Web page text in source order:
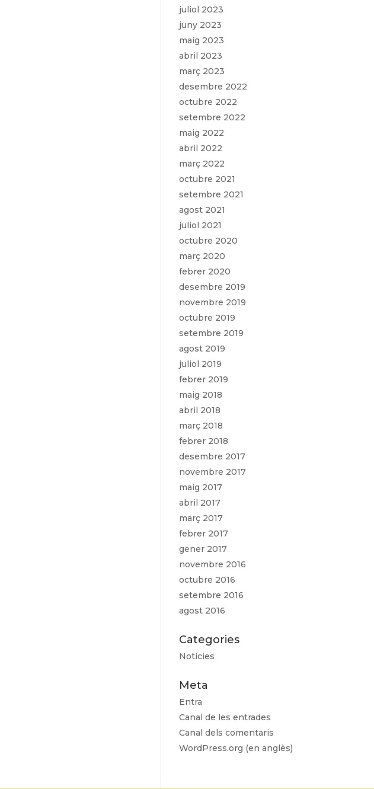
juliol 2023
juny 2023
maig 2023
abril 2023
març 2023
desembre 2022
octubre 2022
setembre 2022
maig 2022
abril 2022
març 2022
octubre 2021
setembre 2021
agost 2021
juliol 2021
octubre 2020
març 2020
febrer 2020
desembre 2019
novembre 2019
octubre 2019
setembre 2019
agost 2019
juliol 2019
febrer 2019
maig 2018
abril 2018
març 2018
febrer 2018
desembre 2017
novembre 2017
maig 2017
abril 2017
març 2017
febrer 2017
gener 2017
novembre 2016
octubre 2016
setembre 2016
agost 2016
Categories
Notícies
Meta
Entra
Canal de les entrades
Canal dels comentaris
WordPress.org (en anglès)